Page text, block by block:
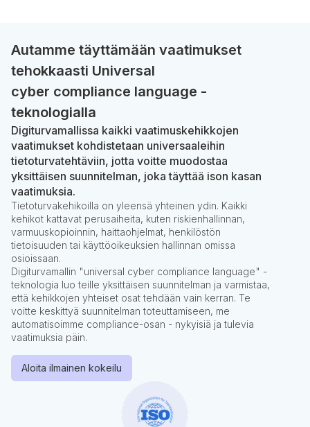
Autamme täyttämään vaatimukset
tehokkaasti Universal
cyber compliance language -
teknologialla
Digiturvamallissa kaikki vaatimuskehikkojen
vaatimukset kohdistetaan universaaleihin
tietoturvatehtäviin, jotta voitte muodostaa
yksittäisen suunnitelman, joka täyttää ison kasan
vaatimuksia.
Tietoturvakehikoilla on yleensä yhteinen ydin. Kaikki
kehikot kattavat perusaiheita, kuten riskienhallinnan,
varmuuskopioinnin, haittaohjelmat, henkilöstön
tietoisuuden tai käyttöoikeuksien hallinnan omissa
osioissaan.
Digiturvamallin "universal cyber compliance language" -
teknologia luo teille yksittäisen suunnitelman ja varmistaa,
että kehikkojen yhteiset osat tehdään vain kerran. Te
voitte keskittyä suunnitelman toteuttamiseen, me
automatisoimme compliance-osan - nykyisiä ja tulevia
vaatimuksia päin.
Aloita ilmainen kokeilu